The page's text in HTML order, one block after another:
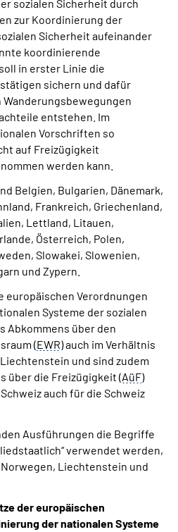
Kundenportal
sozialen Sicherheit durch
zur Koordinierung der
Sicherheit aufeinander
koordinierende
in erster Linie die
sichern und dafür
entstehen. Im
Vorschriften so
auf Freizügigkeit
werden kann.
Belgien, Bulgarien, Dänemark,
Frankreich, Griechenland,
Lettland, Litauen,
Österreich, Polen,
Slowakei, Slowenien,
und Zypern.
europäischen Verordnungen
Systeme der sozialen
Abkommens über den
(EWR) auch im Verhältnis
und sind zudem
über die Freizügigkeit (AüF)
auch für die Schweiz
Ausführungen die Begriffe
verwendet werden,
Liechtenstein und
der europäischen
der nationalen Systeme